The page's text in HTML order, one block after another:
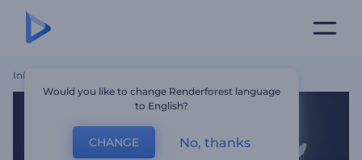
Início
Would you like to change Renderforest language
to English?
CHANGE No, thanks